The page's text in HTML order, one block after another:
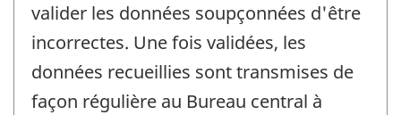
valider les données soupçonnées d'être
incorrectes. Une fois validées, les
données recueillies sont transmises de
façon régulière au Bureau central à